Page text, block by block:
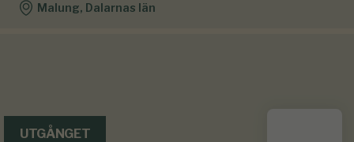
Malung, Dalarnas län
UTGÅNGET